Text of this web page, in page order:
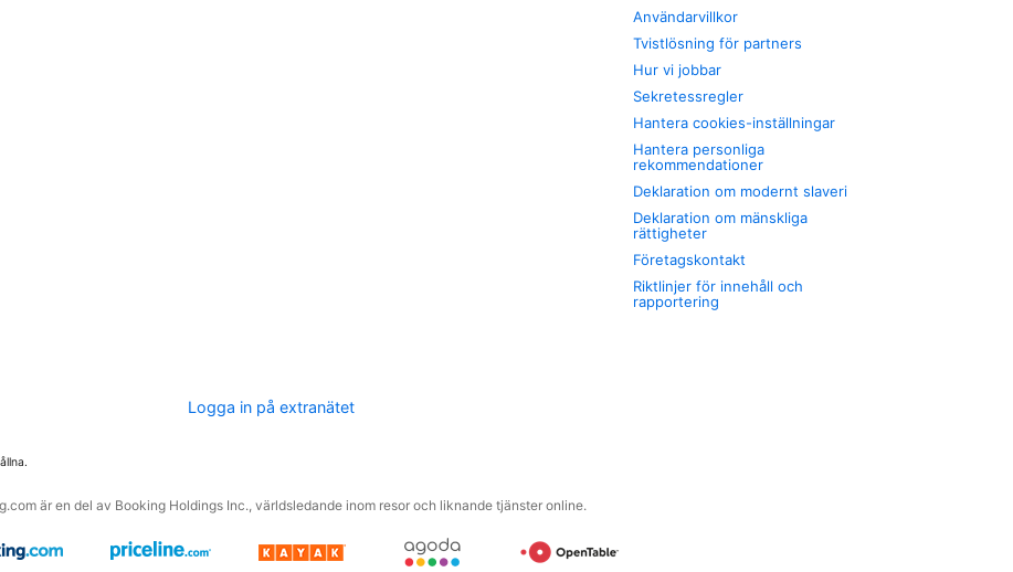
Användarvillkor
Tvistlösning för partners
Hur vi jobbar
Sekretessregler
Hantera cookies-inställningar
Hantera personliga
rekommendationer
Deklaration om modernt slaveri
Deklaration om mänskliga
rättigheter
Företagskontakt
Riktlinjer för innehåll och
rapportering
Logga in på extranätet
är en del av Booking Holdings Inc., världsledande inom resor och liknande tjänster online.